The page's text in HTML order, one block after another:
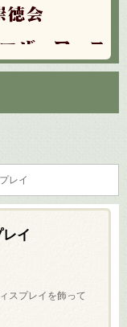
レイ
イ
スプレイを飾って